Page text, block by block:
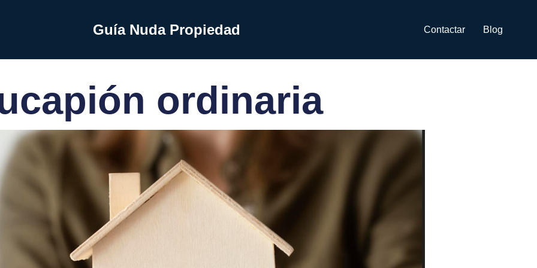
Guía Nuda Propiedad Contactar Blog
ordinaria